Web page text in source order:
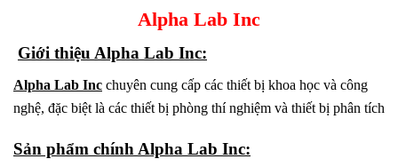
Alpha Lab Inc
Giới thiệu Alpha Lab Inc:
Alpha Lab Inc chuyên cung cấp các thiết bị khoa học và công
nghệ, đặc biệt là các thiết bị phòng thí nghiệm và thiết bị phân tích
Sản phẩm chính Alpha Lab Inc: